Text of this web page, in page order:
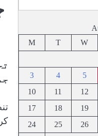
M
T W
3
4 5
10
11 12
17
18 19
24
25 26